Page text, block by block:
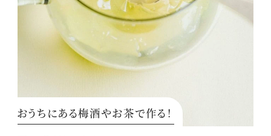
おうちにある梅酒やお茶で作る！